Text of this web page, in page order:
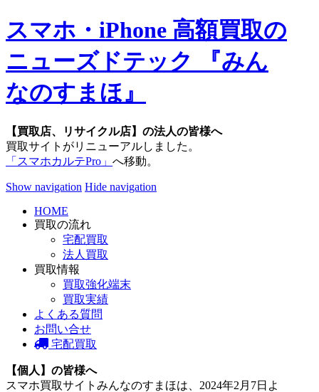
スマホ・iPhone 高額買取の
ニューズドテック 『みん
なのすまほ』
【買取店、リサイクル店】の法人の皆様へ
買取サイトがリニューアルしました。
「スマホカルテPro」 へ移動。
Show navigation Hide navigation
HOME
買取の流れ
宅配買取
法人買取
買取情報
買取強化端末
買取実績
よくある質問
お問い合せ
宅配買取
【個人】の皆様へ
スマホ買取サイトみんなのすまほは、2024年2月7日よ